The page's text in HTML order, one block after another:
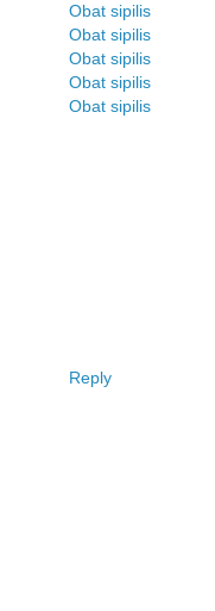
Obat sipilis
Obat sipilis
Obat sipilis
Obat sipilis
Obat sipilis
Reply